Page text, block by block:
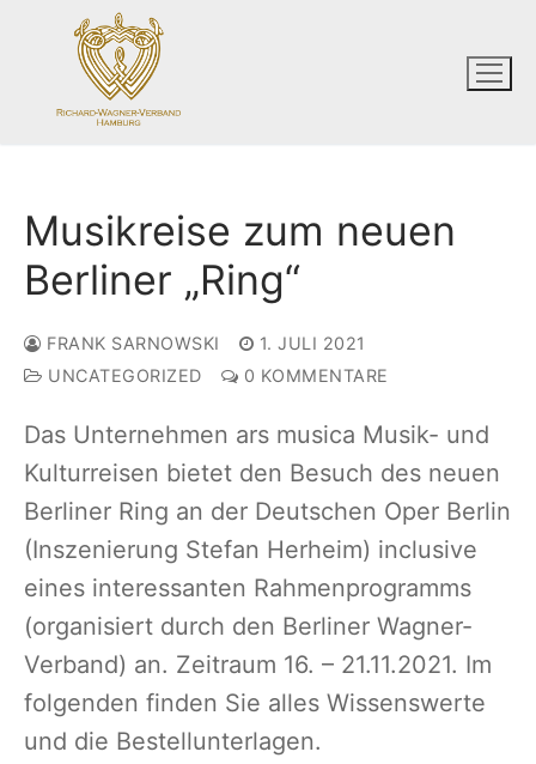
springen
Musikreise zum neuen
Berliner „Ring“
FRANK SARNOWSKI
1. JULI 2021
UNCATEGORIZED
0 KOMMENTARE
Das Unternehmen ars musica Musik- und
Kulturreisen bietet den Besuch des neuen
Berliner Ring an der Deutschen Oper Berlin
(Inszenierung Stefan Herheim) inclusive
eines interessanten Rahmenprogramms
(organisiert durch den Berliner Wagner-
Verband) an. Zeitraum 16. – 21.11.2021. Im
folgenden finden Sie alles Wissenswerte
und die Bestellunterlagen.